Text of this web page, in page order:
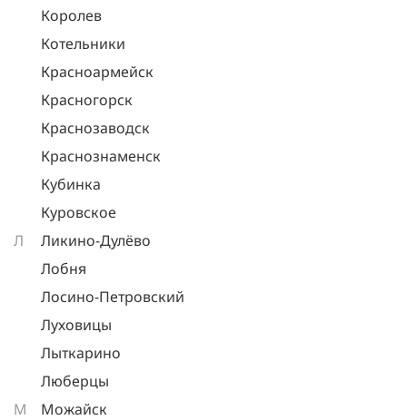
Королев
Котельники
Красноармейск
Красногорск
Краснозаводск
Краснознаменск
Кубинка
Куровское
Л
Ликино-Дулёво
Лобня
Лосино-Петровский
Луховицы
Лыткарино
Люберцы
М
Можайск